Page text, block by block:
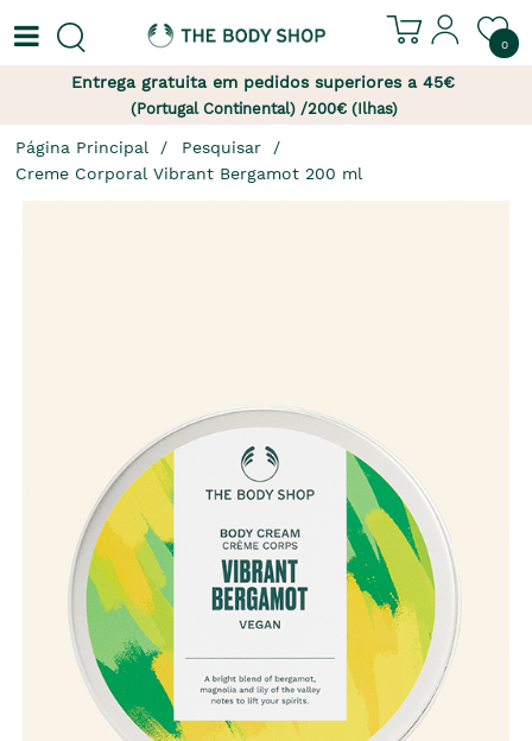
0
Entrega gratuita em pedidos superiores a 45€
(Portugal Continental) /200€ (Ilhas)
Página Principal
Pesquisar
Creme Corporal Vibrant Bergamot 200 ml